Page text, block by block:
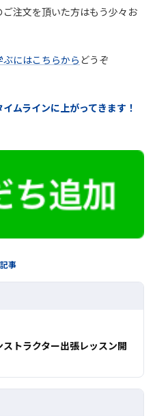
注文を頂いた方はもう少々お
にはこちらから どうぞ
ムラインに上がってきます！
事
トラクター出張レッスン開